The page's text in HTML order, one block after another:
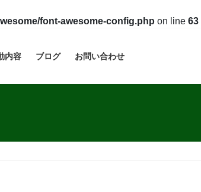
font-awesome-config.php on line 63
内容 ブログ お問い合わせ